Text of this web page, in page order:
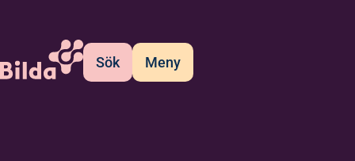
Sök Meny